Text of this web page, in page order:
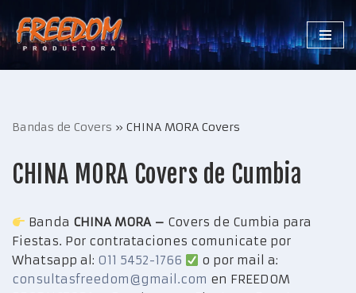
Saltar
Bandas de Covers » CHINA MORA Covers
CHINA MORA Covers de Cumbia
Banda CHINA MORA – Covers de Cumbia para
Fiestas. Por contrataciones comunicate por
Whatsapp al: 011 5452-1766
o por mail a:
consultasfreedom@gmail.com en FREEDOM